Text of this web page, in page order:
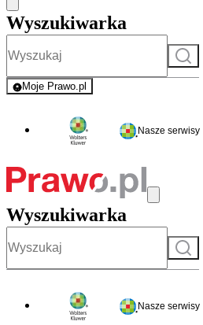
Wyszukiwarka
Szukaj
Moje Prawo.pl
- rejestracja i logowanie do serwisu
Nasze serwisy
Wyszukiwarka
Szukaj
Nasze serwisy